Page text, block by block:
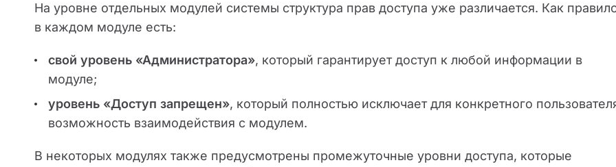
На уровне отдельных модулей системы структура прав доступа уже различается. Как
в каждом модуле есть:
свой уровень «Администратора», который гарантирует доступ к любой информации в
модуле;
уровень «Доступ запрещен», который полностью исключает для конкретного
возможность взаимодействия с модулем.
В некоторых модулях также предусмотрены промежуточные уровни доступа, которые